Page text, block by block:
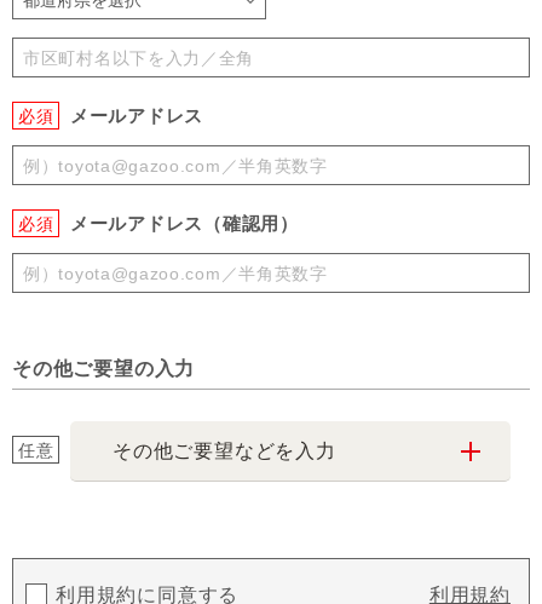
必須 メールアドレス
必須 メールアドレス（確認用）
その他ご要望の入力
任意 その他ご要望などを入力
利用規約に同意する 利用規約